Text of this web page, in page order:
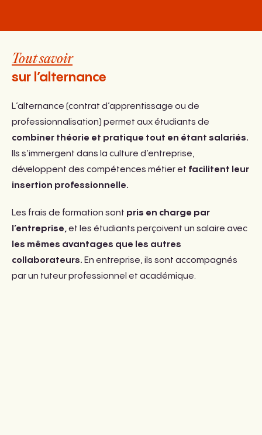
Tout savoir
sur l’alternance
L’alternance (contrat d’apprentissage ou de
professionnalisation) permet aux étudiants de
combiner théorie et pratique tout en étant salariés.
Ils s’immergent dans la culture d’entreprise,
développent des compétences métier et facilitent leur
insertion professionnelle.
Les frais de formation sont pris en charge par
l’entreprise, et les étudiants perçoivent un salaire avec
les mêmes avantages que les autres
collaborateurs. En entreprise, ils sont accompagnés
par un tuteur professionnel et académique.